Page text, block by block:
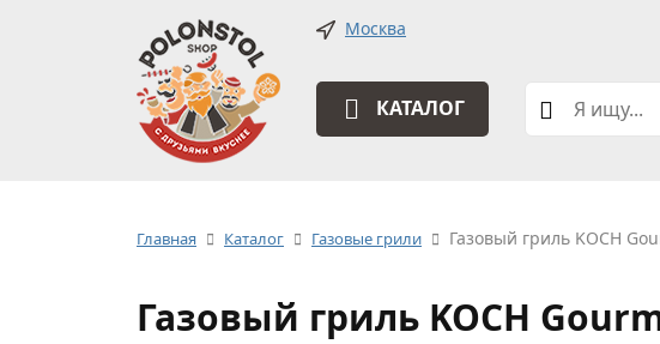
Москва
КАТАЛОГ
Главная Каталог Газовые грили Газовый гриль KOCH
Газовый гриль KOCH